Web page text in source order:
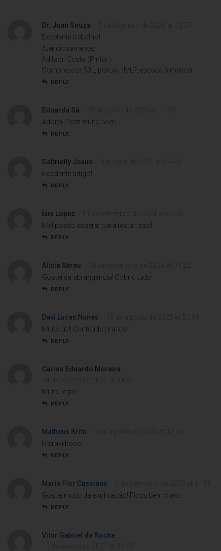
Dr. Juan Souza
Excelente trabalho!
Atenciosamente,
Adilson Costa (Pintor)
Compressor 50L, pistola HVLP, escada 6 metros
REPLY
Eduarda Sá
Adorei! Post muito bom.
REPLY
Gabrielly Jesus
Excelente artigo!
REPLY
Ísis Lopes
Mal posso esperar para testar isso!
REPLY
Alícia Abreu
Gostei da abrangência! Cobriu tudo.
REPLY
Davi Lucas Nunes
Muito útil! Conteúdo prático.
REPLY
Carlos Eduardo Moreira
Muito legal!
REPLY
Matheus Brito
Maravilhoso!
REPLY
Maria Flor Cassiano
Gostei muito da explicação! Ficou bem claro.
REPLY
Vitor Gabriel da Rocha